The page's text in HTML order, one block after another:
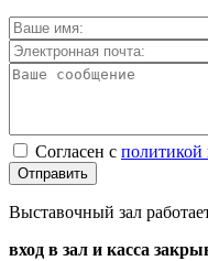
Согласен с политикой
Отправить
Выставочный зал
вход в зал и касса